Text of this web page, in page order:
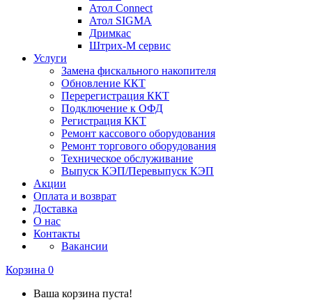
Атол Connect
Атол SIGMA
Дримкас
Штрих-М сервис
Услуги
Замена фискального накопителя
Обновление ККТ
Перерегистрация ККТ
Подключение к ОФД
Регистрация ККТ
Ремонт кассового оборудования
Ремонт торгового оборудования
Техническое обслуживание
Выпуск КЭП/Перевыпуск КЭП
Акции
Оплата и возврат
Доставка
О нас
Контакты
Вакансии
Корзина 0
Ваша корзина пуста!